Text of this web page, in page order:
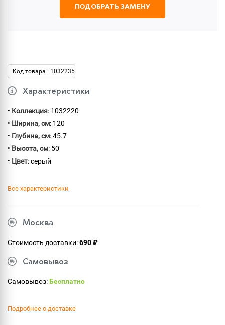
ПОДОБРАТЬ ЗАМЕНУ
Код товара : 1032235
Характеристики
• Коллекция: 1032220
• Ширина, см: 120
• Глубина, см: 45.7
• Высота, см: 50
• Цвет: серый
Все характеристики
Москва
Стоимость доставки:690 ₽
Самовывоз
Самовывоз:Бесплатно
Подробнее о доставке